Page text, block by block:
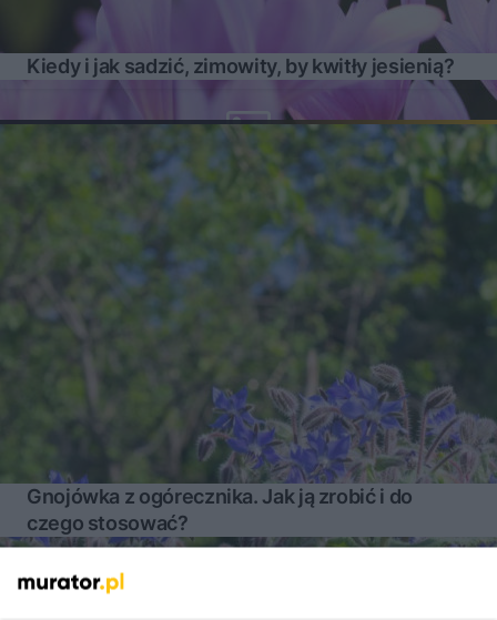
Kiedy i jak sadzić, zimowity, by kwitły jesienią?
Gnojówka z ogórecznika. Jak ją zrobić i do
czego stosować?